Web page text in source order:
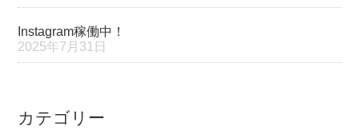
Instagram稼働中！
2025年7月31日
カテゴリー